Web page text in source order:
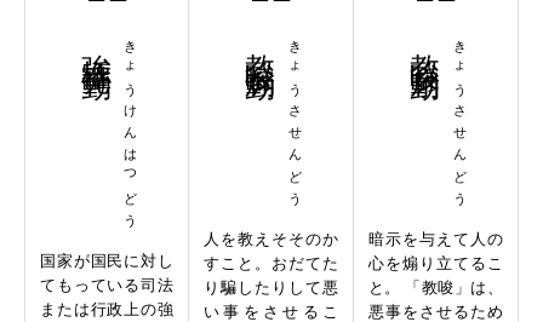
きょうけんはつどう
国家が国民に対し
てもっている司法
または行政上の強
きょうさせんどう
人を教えそそのか
すこと。おだてた
り騙したりして悪
い事をさせるこ
きょうさせんどう
暗示を与えて人の
心を煽り立てるこ
と。 「教唆」は、
悪事をさせるため